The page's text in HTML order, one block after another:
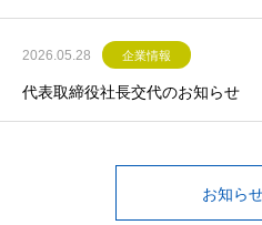
2026.05.28 企業情報
代表取締役社長交代のお知らせ
お知ら